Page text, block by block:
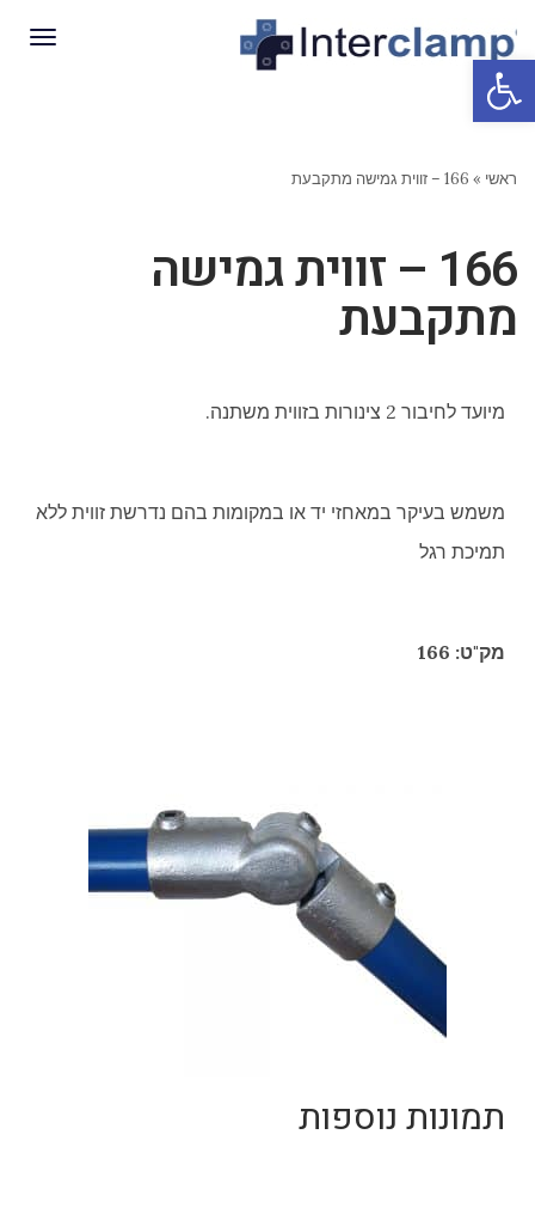
ראשי » 166 – זווית גמישה מתקבעת
166 – זווית גמישה
מתקבעת
מיועד לחיבור 2 צינורות בזווית משתנה.
משמש בעיקר במאחזי יד או במקומות בהם נדרשת זווית ללא
תמיכת רגל
מק"ט: 166
תמונות נוספות
פתח סרגל נגישות